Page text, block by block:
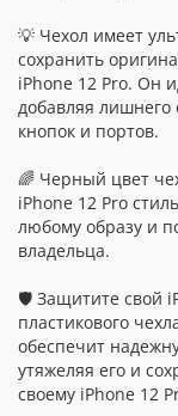
💡 Чехол имеет
сохранить
iPhone 12 Pro. Он
добавляя
кнопок и портов.
🌈 Черный цвет
iPhone 12 Pro
любому образу и
владельца.
🛡️ Защитите свой
пластикового
обеспечит
утяжеляя его и
своему iPhone 12